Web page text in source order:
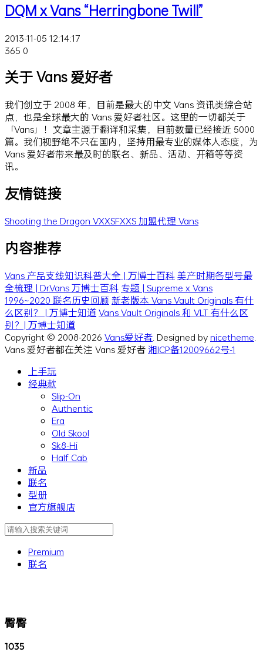
DQM x Vans “Herringbone Twill”
2013-11-05 12:14:17
365 0
关于 Vans 爱好者
我们创立于 2008 年，目前是最大的中文 Vans 资讯类综合站
点，也是全球最大的 Vans 爱好者社区。这里的一切都关于
「Vans」！文章主源于翻译和采集，目前数量已经接近 5000
篇。我们视野绝不只在国内，坚持用最专业的媒体人态度，为
Vans 爱好者带来最及时的联名、新品、活动、开箱等等资
讯。
友情链接
Shooting the Dragon VXXSFXXS加盟代理 Vans
内容推荐
Vans 产品支线知识科普大全 | 万博士百科美产时期各型号最
全梳理 | Dr.Vans 万博士百科 专题 | Supreme x Vans
1996~2020 联名历史回顾 新老版本 Vans Vault Originals 有什
么区别？ | 万博士知道Vans Vault Originals 和 VLT 有什么区
别？| 万博士知道
Copyright © 2008-2026 Vans爱好者 . Designed bynicetheme
Vans 爱好者都在关注 Vans 爱好者湘ICP备12009662号-1
上手玩
经典款
Slip-On
Authentic
Era
Old Skool
Sk8-Hi
Half Cab
新品
联名
型册
官方旗舰店
Premium
联名
臀臀
1035